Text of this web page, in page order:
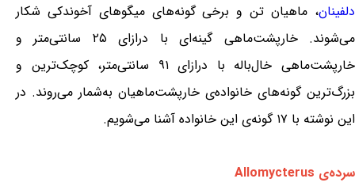
دلفینان، ماهیان تن و برخی گونه‌های میگوهای آخوندکی شکار
می‌شوند. خارپشت‌ماهی گینه‌ای با درازای ۲۵ سانتی‌متر و
خارپشت‌ماهی خال‌باله با درازای ۹۱ سانتی‌متر، کوچک‌ترین و
بزرگ‌ترین گونه‌های خانواده‌ی خارپشت‌ماهیان به‌شمار می‌روند. در
این نوشته با ۱۷ گونه‌ی این خانواده آشنا می‌شویم.
سرده‌ی Allomycterus